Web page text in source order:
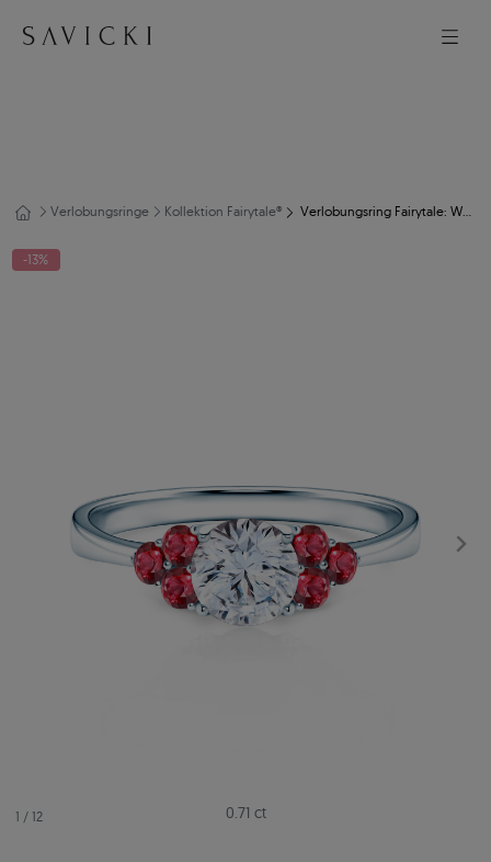
Verlobungsringe Kollektion Fairytale® Verlobungsring Fairytale: Weißgold, Weißer Saphir
1 / 12
-13%
0.71 ct